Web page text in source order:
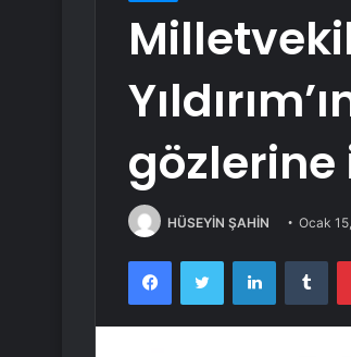
gözlerine
HÜSEYİN ŞAHİN Ocak
FacebookTwitter LinkedIn